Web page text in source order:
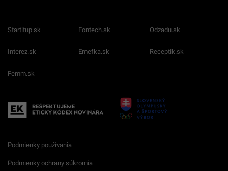
Startitup.sk Fontech.sk Odzadu.sk
Interez.sk Emefka.sk Receptik.sk
Femm.sk
Podmienky používania
Podmienky ochrany súkromia